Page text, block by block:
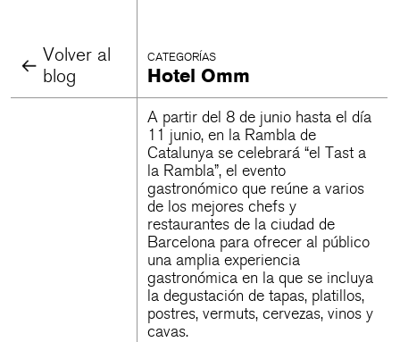
Volver al
blog
CATEGORÍAS
Hotel Omm
A partir del 8 de junio hasta el día
11 junio, en la Rambla de
Catalunya se celebrará “el Tast a
la Rambla”, el evento
gastronómico que reúne a varios
de los mejores chefs y
restaurantes de la ciudad de
Barcelona para ofrecer al público
una amplia experiencia
gastronómica en la que se incluya
la degustación de tapas, platillos,
postres, vermuts, cervezas, vinos y
cavas.